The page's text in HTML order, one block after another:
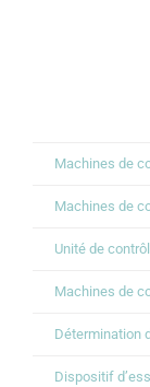
Machines de
Machines de
Unité de
Machines de
Détermination
Dispositif